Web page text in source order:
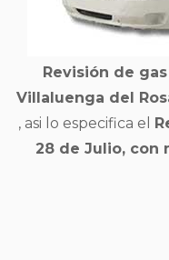
Revisión de
Villaluenga del
, asi lo especifica el
28 de Julio, con